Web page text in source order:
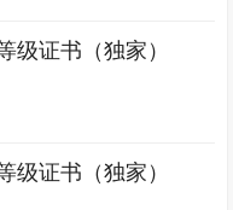
级证书（独家）
级证书（独家）